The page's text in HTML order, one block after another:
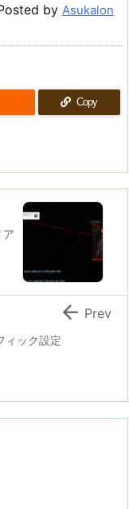
by Asukalon
Copy
ア
ィック設定
 Prev